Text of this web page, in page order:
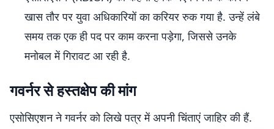
खास तौर पर युवा अधिकारियों का करियर रुक गया है. उन्हें लंबे
समय तक एक ही पद पर काम करना पड़ेगा, जिससे उनके
मनोबल में गिरावट आ रही है.
गवर्नर से हस्तक्षेप की मांग
एसोसिएशन ने गवर्नर को लिखे पत्र में अपनी चिंताएं जाहिर की हैं.